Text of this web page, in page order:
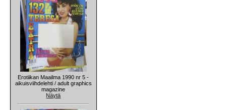
Erotiikan Maailma 1990 nr 5 -
aikuisviihdelehti / adult graphics
magazine
Näytä